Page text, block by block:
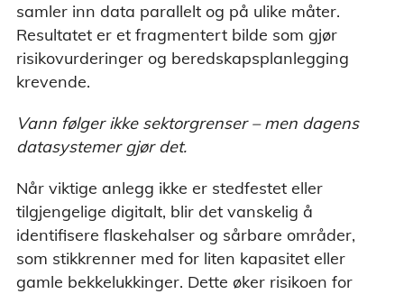
samler inn data parallelt og på ulike måter.
Resultatet er et fragmentert bilde som gjør
risikovurderinger og beredskapsplanlegging
krevende.
Vann følger ikke sektorgrenser – men dagens
datasystemer gjør det.
Når viktige anlegg ikke er stedfestet eller
tilgjengelige digitalt, blir det vanskelig å
identifisere flaskehalser og sårbare områder,
som stikkrenner med for liten kapasitet eller
gamle bekkelukkinger. Dette øker risikoen for